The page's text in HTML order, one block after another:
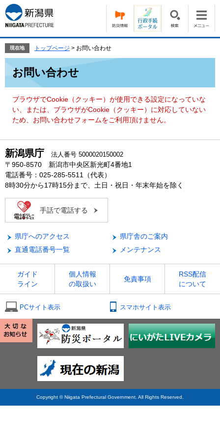
ー
ジ
の
頭
す。
ニ
ュ
ー
飛
て
現在地 トップページ > お問い合わせ
お問い合わせ
ブラウザでCookie（クッキー）が使用できる設定になっていな
い、または、ブラウザがCookie（クッキー）に対応していない
ため、お問い合わせフォームをご利用頂けません。
新潟県庁 法人番号 5000020150002
〒950-8570 新潟市中央区新光町4番地1
電話番号：025-285-5511（代表）
8時30分から17時15分まで、土日・祝日・年末年始を除く
手話で電話する
県庁へのアクセス
県庁舎のご案内
直通電話番号一覧
メンテナンス
ガイド
ライン
個人情報
の取扱い
免責事項
RSS配信
について
PCサイト表示 スマホサイト表示
Copyright © Niigata Prefectural Government. All Rights Reserved.